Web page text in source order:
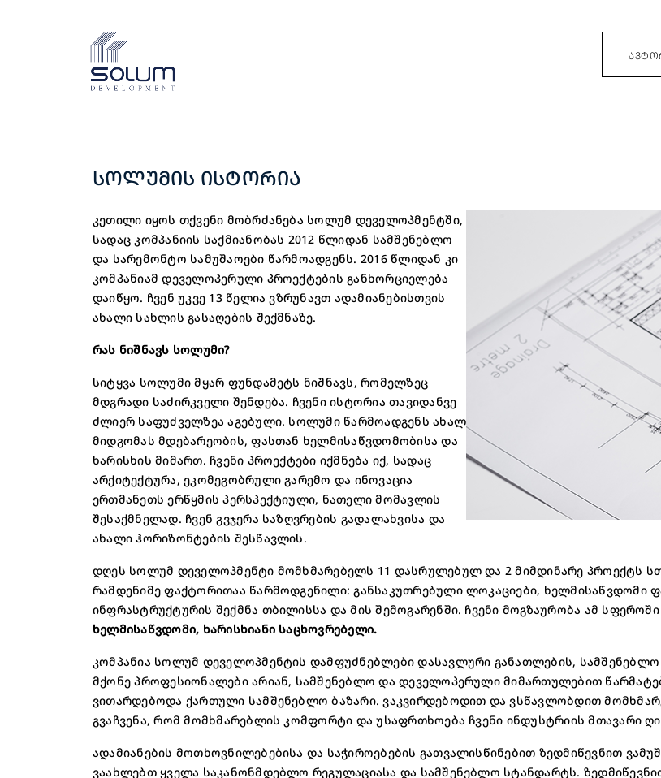
ჩვენი
ᲡᲝᲚᲣᲛᲘᲡ ᲘᲡᲢᲝᲠᲘᲐ
კეთილი იყოს თქვენი მობრძანება სოლუმ დეველოპმენტში,
სადაც კომპანიის საქმიანობას 2012 წლიდან სამშენებლო
და სარემონტო სამუშაოები წარმოადგენს. 2016 წლიდან კი
კომპანიამ დეველოპერული პროექტების განხორციელება
დაიწყო. ჩვენ უკვე 13 წელია ვზრუნავთ ადამიანებისთვის
ახალი სახლის გასაღების შექმნაზე.
რას ნიშნავს სოლუმი?
სიტყვა სოლუმი მყარ ფუნდამეტს ნიშნავს, რომელზეც
მდგრადი საძირკველი შენდება. ჩვენი ისტორია თავიდანვე
ძლიერ საფუძველზეა აგებული. სოლუმი წარმოადგენს ახალ
მიდგომას მდებარეობის, ფასთან ხელმისაწვდომობისა და
ხარისხის მიმართ. ჩვენი პროექტები იქმნება იქ, სადაც
არქიტექტურა, ეკომეგობრული გარემო და ინოვაცია
ერთმანეთს ერწყმის პერსპექტიული, ნათელი მომავლის
შესაქმნელად. ჩვენ გვჯერა საზღვრების გადალახვისა და
ახალი ჰორიზონტების შესწავლის.
დღეს სოლუმ დეველოპმენტი მომხმარებელს 11 დასრულებულ და 2 მიმდინარე პროექტს
რამდენიმე ფაქტორითაა წარმოდგენილი: განსაკუთრებული ლოკაციები, ხელმისაწვდომი
ინფრასტრუქტურის შექმნა თბილისსა და მის შემოგარენში. ჩვენი მოგზაურობა ამ
ხელმისაწვდომი, ხარისხიანი საცხოვრებელი.
კომპანია სოლუმ დეველოპმენტის დამფუძნებლები დასავლური განათლების,
მქონე პროფესიონალები არიან, სამშენებლო და დეველოპერული მიმართულებით
ვითარდებოდა ქართული სამშენებლო ბაზარი. ვაკვირდებოდით და ვსწავლობდით
გვაჩვენა, რომ მომხმარებლის კომფორტი და უსაფრთხოება ჩვენი ინდუსტრიის მთავარი
ადამიანების მოთხოვნილებებისა და საჭიროებების გათვალისწინებით ზედმიწევნით
ვაახლებთ ყველა საკანონმდებლო რეგულაციასა და სამშენებლო სტანდარტს.